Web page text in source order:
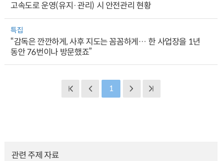
고속도로 운영(유지·관리) 시 안전관리 현황
특집
“감독은 깐깐하게, 사후 지도는 꼼꼼하게… 한 사업장을 1년
동안 76번이나 방문했죠”
1
관련 주제 자료